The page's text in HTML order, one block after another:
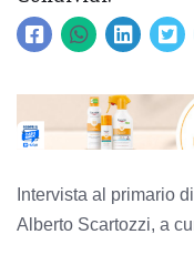
Intervista al primario
Alberto Scartozzi, a